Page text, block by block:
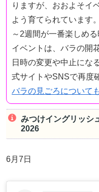
りますが、おおよそイ
よう育てられています
～2週間が一番楽しめる
イベントは、バラの開
日時の変更や中止にな
式サイトやSNSで再度
バラの見ごろについて
みつけイングリッシ
2026
6月7日